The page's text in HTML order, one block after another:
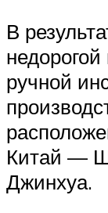
В
ручной
Китай —
Джинхуа.